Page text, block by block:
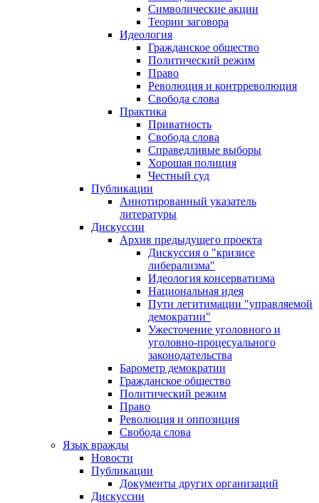
Символические акции
Теории заговора
Идеология
Гражданское общество
Политический режим
Право
Революция и контрреволюция
Свобода слова
Практика
Приватность
Свобода слова
Справедливые выборы
Хорошая полиция
Честный суд
Публикации
Аннотированный указатель
литературы
Дискуссии
Архив предыдущего проекта
Дискуссия о "кризисе
либерализма"
Идеология консерватизма
Национальная идея
Пути легитимации "управляемой
демократии"
Ужесточение уголовного и
уголовно-процесуального
законодательства
Барометр демократии
Гражданское общество
Политический режим
Право
Революция и оппозиция
Свобода слова
Язык вражды
Новости
Публикации
Документы других организаций
Дискуссии